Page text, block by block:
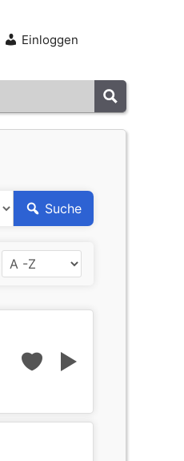
Einloggen
Suche